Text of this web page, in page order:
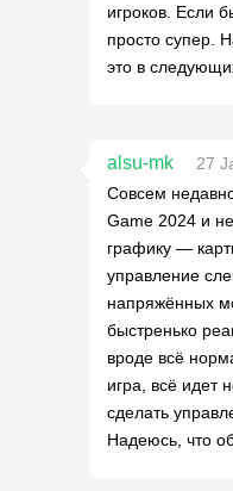
игроков. Если
просто супер.
это в
alsu-mk
27
Совсем
Game 2024 и
графику —
управление
напряжённых
быстренько
вроде всё
игра, всё идет
сделать
Надеюсь, что